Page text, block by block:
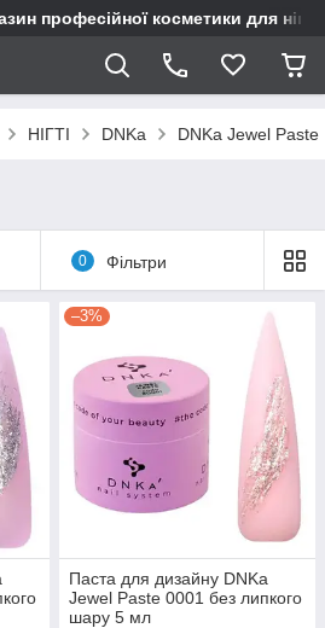
професійної косметики для
НІГТІ DNKa DNKa Jewel Paste
0 Фільтри
–3%
Паста для дизайну DNKa
Jewel Paste 0001 без липкого
шару 5 мл